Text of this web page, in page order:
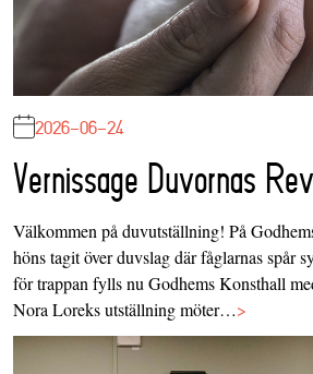
2026-06-24
Vernissage Duvornas
Välkommen på duvutställning! På
höns tagit över duvslag där fåglarnas spår
för trappan fylls nu Godhems Konsthall
Nora Loreks utställning möter…>